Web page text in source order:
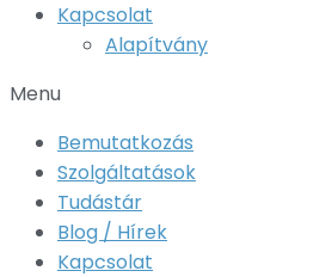
Kapcsolat
Alapítvány
Menu
Bemutatkozás
Szolgáltatások
Tudástár
Blog / Hírek
Kapcsolat